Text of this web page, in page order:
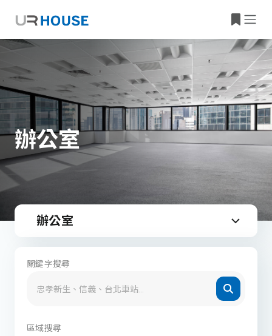
辦公室
辦公室
關鍵字搜尋
區域搜尋